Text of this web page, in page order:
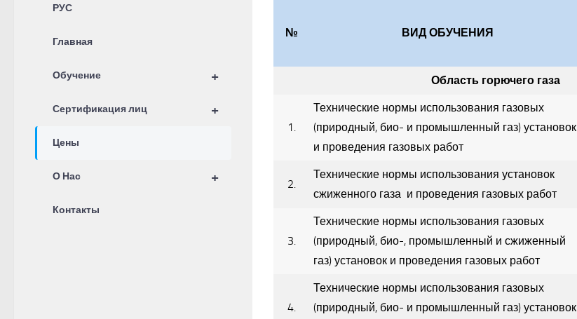
№ ВИД ОБУЧЕНИЯ
Область горючего газа
1.
Технические нормы использования газовых
(природный, био- и промышленный газ) установок
и проведения газовых работ
2.
Технические нормы использования установок
сжиженного газа и проведения газовых работ
3.
Технические нормы использования газовых
(природный, био-, промышленный и сжиженный
газ) установок и проведения газовых работ
4.
Технические нормы использования газовых
(природный, био- и промышленный газ) установок
РУС
Главная
+
Обучение
+
Сертификация лиц
Цены
+
О Нас
Контакты